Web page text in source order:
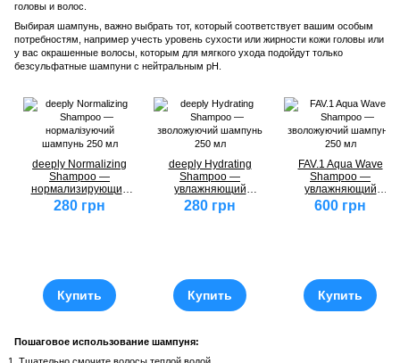
головы и волос.
Выбирая шампунь, важно выбрать тот, который соответствует вашим особым
потребностям, например учесть уровень сухости или жирности кожи головы или
у вас окрашенные волосы, которым для мягкого ухода подойдут только
безсульфатные шампуни с нейтральным pH.
deeply Normalizing
Shampoo —
нормализирующий
шампунь, 250 мл
280 грн
Купить
deeply Hydrating
Shampoo —
увлажняющий
шампунь, 250 мл
280 грн
Купить
FAV.1 Aqua Wave
Shampoo —
увлажняющий
шампунь, 250 мл
600 грн
Купить
Пошаговое использование шампуня: